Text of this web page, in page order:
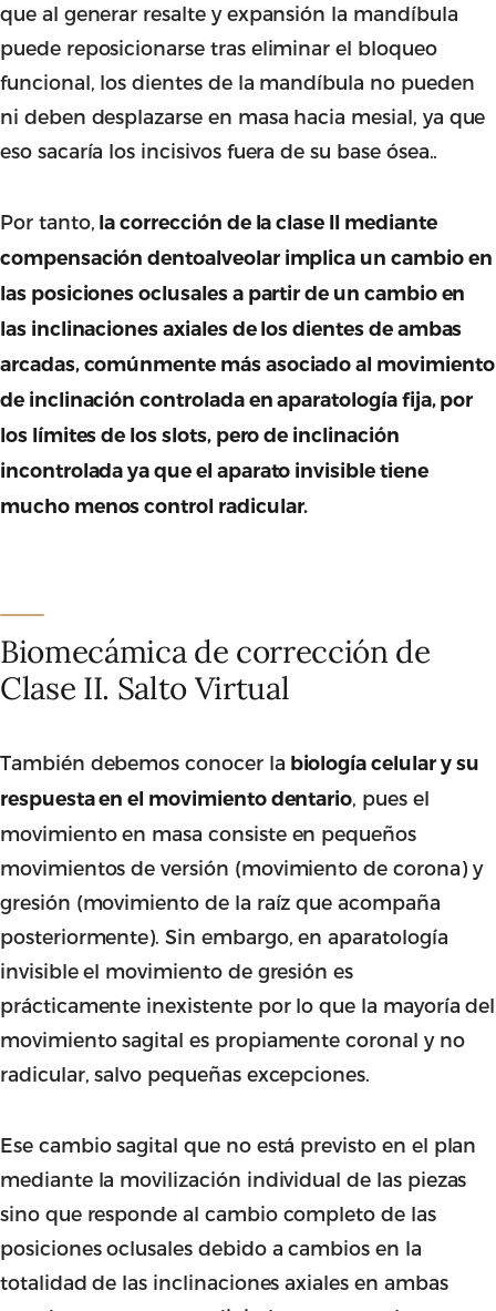
que al generar resalte y expansión la mandíbula
puede reposicionarse tras eliminar el bloqueo
funcional, los dientes de la mandíbula no pueden
ni deben desplazarse en masa hacia mesial, ya que
eso sacaría los incisivos fuera de su base ósea..
Por tanto, la corrección de la clase II mediante
compensación dentoalveolar implica un cambio en
las posiciones oclusales a partir de un cambio en
las inclinaciones axiales de los dientes de ambas
arcadas, comúnmente más asociado al movimiento
de inclinación controlada en aparatología fija, por
los límites de los slots, pero de inclinación
incontrolada ya que el aparato invisible tiene
mucho menos control radicular.
Biomecámica de corrección de
Clase II. Salto Virtual
También debemos conocer la biología celular y su
respuesta en el movimiento dentario , pues el
movimiento en masa consiste en pequeños
movimientos de versión (movimiento de corona) y
gresión (movimiento de la raíz que acompaña
posteriormente). Sin embargo, en aparatología
invisible el movimiento de gresión es
prácticamente inexistente por lo que la mayoría del
movimiento sagital es propiamente coronal y no
radicular, salvo pequeñas excepciones.
Ese cambio sagital que no está previsto en el plan
mediante la movilización individual de las piezas
sino que responde al cambio completo de las
posiciones oclusales debido a cambios en la
totalidad de las inclinaciones axiales en ambas